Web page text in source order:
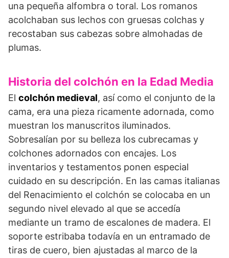
una pequeña alfombra o toral. Los romanos
acolchaban sus lechos con gruesas colchas y
recostaban sus cabezas sobre almohadas de
plumas.
Historia del colchón en la Edad Media
El colchón medieval, así como el conjunto de la
cama, era una pieza ricamente adornada, como
muestran los manuscritos iluminados.
Sobresalían por su belleza los cubrecamas y
colchones adornados con encajes. Los
inventarios y testamentos ponen especial
cuidado en su descripción. En las camas italianas
del Renacimiento el colchón se colocaba en un
segundo nivel elevado al que se accedía
mediante un tramo de escalones de madera. El
soporte estribaba todavía en un entramado de
tiras de cuero, bien ajustadas al marco de la